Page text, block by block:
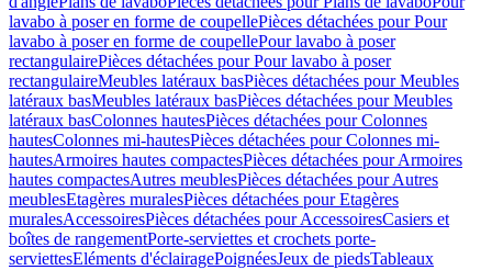
lavabo à poser en forme de coupellePièces détachées pour Pour
lavabo à poser en forme de coupellePour lavabo à poser
rectangulairePièces détachées pour Pour lavabo à poser
rectangulaireMeubles latéraux basPièces détachées pour Meubles
latéraux basMeubles latéraux basPièces détachées pour Meubles
latéraux basColonnes hautesPièces détachées pour Colonnes
hautesColonnes mi-hautesPièces détachées pour Colonnes mi-
hautesArmoires hautes compactesPièces détachées pour Armoires
hautes compactesAutres meublesPièces détachées pour Autres
meublesEtagères muralesPièces détachées pour Etagères
muralesAccessoiresPièces détachées pour AccessoiresCasiers et
boîtes de rangementPorte-serviettes et crochets porte-
serviettesEléments d'éclairagePoignéesJeux de piedsTableaux